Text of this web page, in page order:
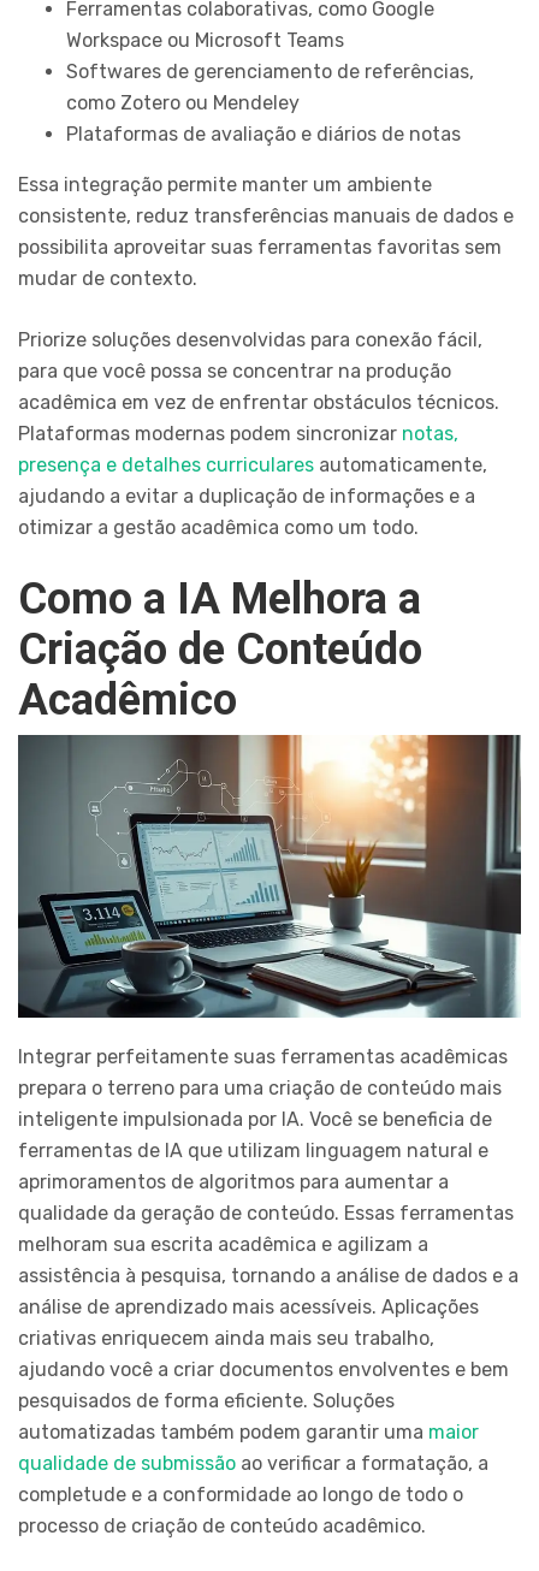
Ferramentas colaborativas, como Google
Workspace ou Microsoft Teams
Softwares de gerenciamento de referências,
como Zotero ou Mendeley
Plataformas de avaliação e diários de notas
Essa integração permite manter um ambiente
consistente, reduz transferências manuais de dados e
possibilita aproveitar suas ferramentas favoritas sem
mudar de contexto.
Priorize soluções desenvolvidas para conexão fácil,
para que você possa se concentrar na produção
acadêmica em vez de enfrentar obstáculos técnicos.
Plataformas modernas podem sincronizar notas,
presença e detalhes curriculares automaticamente,
ajudando a evitar a duplicação de informações e a
otimizar a gestão acadêmica como um todo.
Como a IA Melhora a
Criação de Conteúdo
Acadêmico
Integrar perfeitamente suas ferramentas acadêmicas
prepara o terreno para uma criação de conteúdo mais
inteligente impulsionada por IA. Você se beneficia de
ferramentas de IA que utilizam linguagem natural e
aprimoramentos de algoritmos para aumentar a
qualidade da geração de conteúdo. Essas ferramentas
melhoram sua escrita acadêmica e agilizam a
assistência à pesquisa, tornando a análise de dados e a
análise de aprendizado mais acessíveis. Aplicações
criativas enriquecem ainda mais seu trabalho,
ajudando você a criar documentos envolventes e bem
pesquisados de forma eficiente. Soluções
automatizadas também podem garantir uma maior
qualidade de submissão ao verificar a formatação, a
completude e a conformidade ao longo de todo o
processo de criação de conteúdo acadêmico.